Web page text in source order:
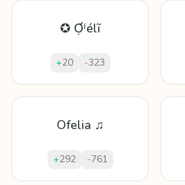
✪ Ợᶠélĩ
+20 -323
Ofelia ♫
+292 -761